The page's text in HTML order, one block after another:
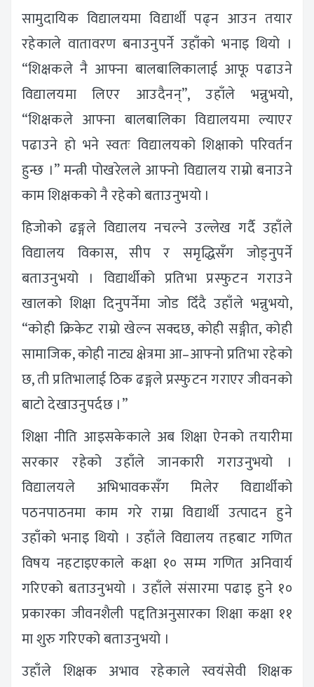
सामुदायिक विद्यालयमा विद्यार्थी पढ्न आउन तयार
रहेकाले वातावरण बनाउनुपर्ने उहाँको भनाइ थियो ।
“शिक्षकले नै आफ्ना बालबालिकालाई आफू पढाउने
विद्यालयमा लिएर आउदैनन्”, उहाँले भन्नुभयो,
“शिक्षकले आफ्ना बालबालिका विद्यालयमा ल्याएर
पढाउने हो भने स्वतः विद्यालयको शिक्षाको परिवर्तन
हुन्छ ।” मन्त्री पोखरेलले आफ्नो विद्यालय राम्रो बनाउने
काम शिक्षकको नै रहेको बताउनुभयो ।
हिजोको ढङ्गले विद्यालय नचल्ने उल्लेख गर्दै उहाँले
विद्यालय विकास, सीप र समृद्धिसँग जोड्नुपर्ने
बताउनुभयो । विद्यार्थीको प्रतिभा प्रस्फुटन गराउने
खालको शिक्षा दिनुपर्नेमा जोड दिँदै उहाँले भन्नुभयो,
“कोही क्रिकेट राम्रो खेल्न सक्दछ, कोही सङ्गीत, कोही
सामाजिक, कोही नाट्य क्षेत्रमा आ–आफ्नो प्रतिभा रहेको
छ, ती प्रतिभालाई ठिक ढङ्गले प्रस्फुटन गराएर जीवनको
बाटो देखाउनुपर्दछ ।”
शिक्षा नीति आइसकेकाले अब शिक्षा ऐनको तयारीमा
सरकार रहेको उहाँले जानकारी गराउनुभयो ।
विद्यालयले अभिभावकसँग मिलेर विद्यार्थीको
पठनपाठनमा काम गरे राम्रा विद्यार्थी उत्पादन हुने
उहाँको भनाइ थियो । उहाँले विद्यालय तहबाट गणित
विषय नहटाइएकाले कक्षा १० सम्म गणित अनिवार्य
गरिएको बताउनुभयो । उहाँले संसारमा पढाइ हुने १०
प्रकारका जीवनशैली पद्दतिअनुसारका शिक्षा कक्षा ११
मा शुरु गरिएको बताउनुभयो ।
उहाँले शिक्षक अभाव रहेकाले स्वयंसेवी शिक्षक